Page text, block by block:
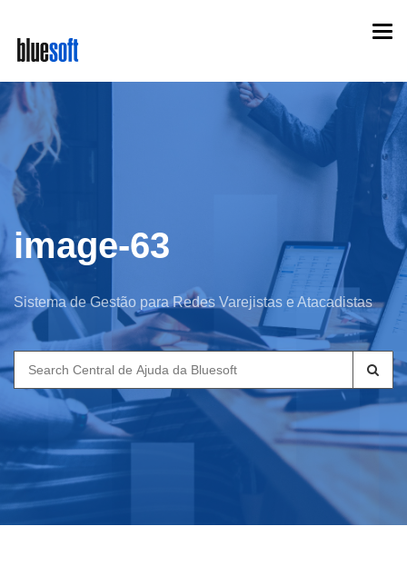
main
content
image-63
Sistema de Gestão para Redes Varejistas e Atacadistas
Search
for: